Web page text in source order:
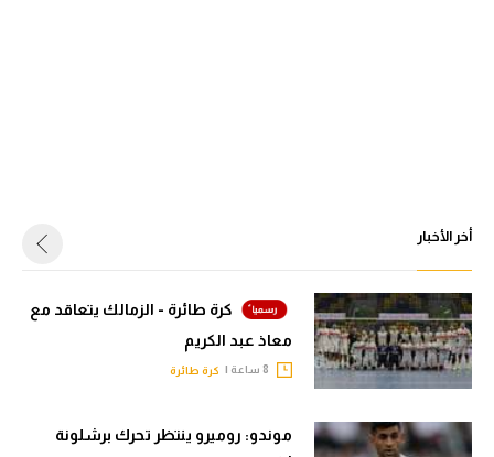
أخر الأخبار
كرة طائرة - الزمالك يتعاقد مع
معاذ عبد الكريم
كرة طائرة
موندو: روميرو ينتظر تحرك برشلونة